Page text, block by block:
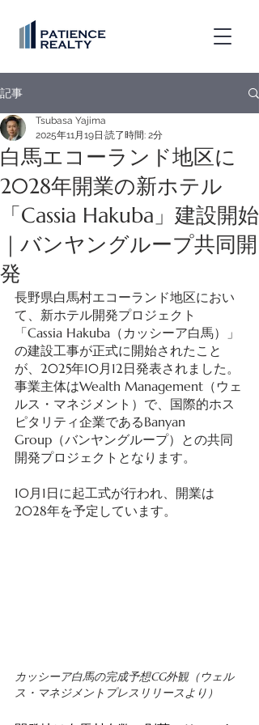
記事
白馬エコーランド地区に
2028年開業の新ホテル
「Cassia Hakuba」建設開始
｜バンヤングループ共同開
発
Tsubasa Yajima
2025年11月19日 読了時間: 2分
長野県白馬村エコーランド地区におい
て、新ホテル開発プロジェクト
「Cassia Hakuba（カッシーア白馬）」
の建設工事が正式に開始されたこと
が、2025年10月12日発表されました。
事業主体はWealth Management（ウェ
ルス・マネジメント）で、国際的ホス
ピタリティ企業であるBanyan
Group（バンヤングループ）との共同
開発プロジェクトとなります。
10月1日に起工式が行われ、開業は
2028年を予定しています。
カッシーア白馬の完成予想CG外観（ウェル
ス・マネジメントプレスリリースより）